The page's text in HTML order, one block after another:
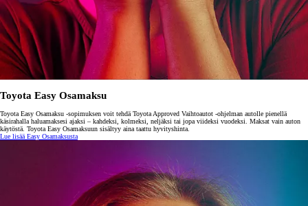
Toyota Easy Osamaksu
Toyota Easy Osamaksu -sopimuksen voit tehdä Toyota Approved Vaihtoautot -ohjelman autolle pienellä
käsirahalla haluamaksesi ajaksi – kahdeksi, kolmeksi, neljäksi tai jopa viideksi vuodeksi. Maksat vain auton
käytöstä. Toyota Easy Osamaksuun sisältyy aina taattu hyvityshinta.
Lue lisää Easy Osamaksusta